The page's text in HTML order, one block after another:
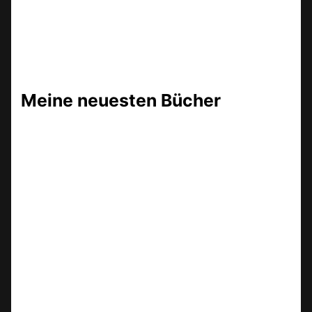
Meine neuesten Bücher